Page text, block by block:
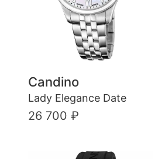
Candino
Lady Elegance Date
26 700 ₽